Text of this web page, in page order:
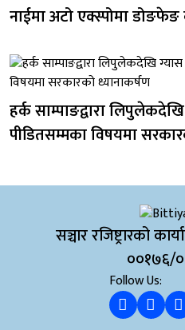
नाईमा अटो एक्स्पोमा
हर्क साम्पाङद्वारा
पीडितसम्मका विषयमा
सञ्चार रजिष्ट्रारको
००१७६/
Follow Us: